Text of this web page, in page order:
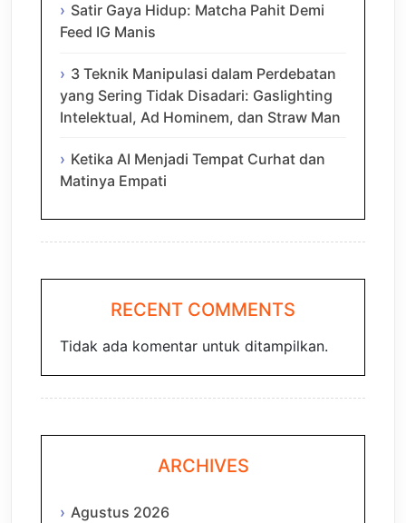
Satir Gaya Hidup: Matcha Pahit Demi
Feed IG Manis
3 Teknik Manipulasi dalam Perdebatan
yang Sering Tidak Disadari: Gaslighting
Intelektual, Ad Hominem, dan Straw Man
Ketika AI Menjadi Tempat Curhat dan
Matinya Empati
RECENT COMMENTS
Tidak ada komentar untuk ditampilkan.
ARCHIVES
Agustus 2026